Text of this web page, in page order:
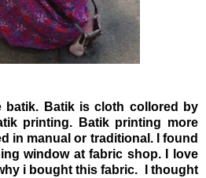
batik. Batik is cloth collored by
printing. Batik printing more
in manual or traditional. I found
window at fabric shop. I love
i bought this fabric. I thought